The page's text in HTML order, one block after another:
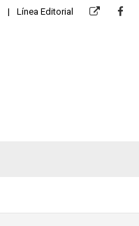
Línea Editorial